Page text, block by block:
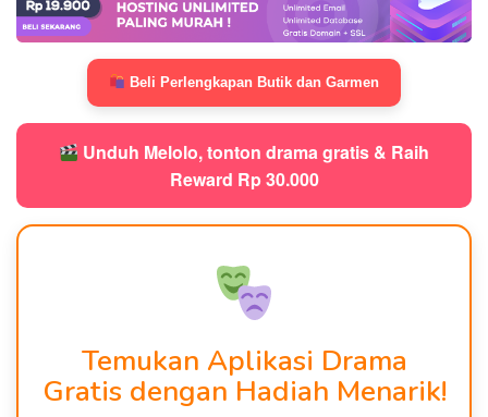
Beli Perlengkapan Butik dan Garmen
Unduh Melolo, tonton drama gratis & Raih
Reward Rp 30.000
Temukan Aplikasi Drama
Gratis dengan Hadiah Menarik!